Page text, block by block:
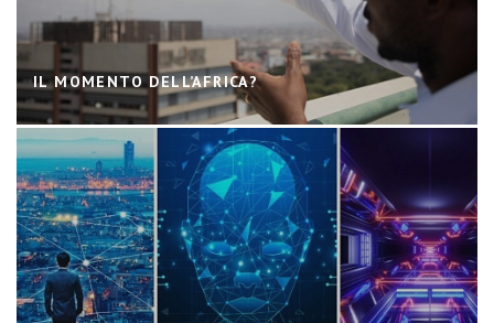
IL MOMENTO DELL’AFRICA?